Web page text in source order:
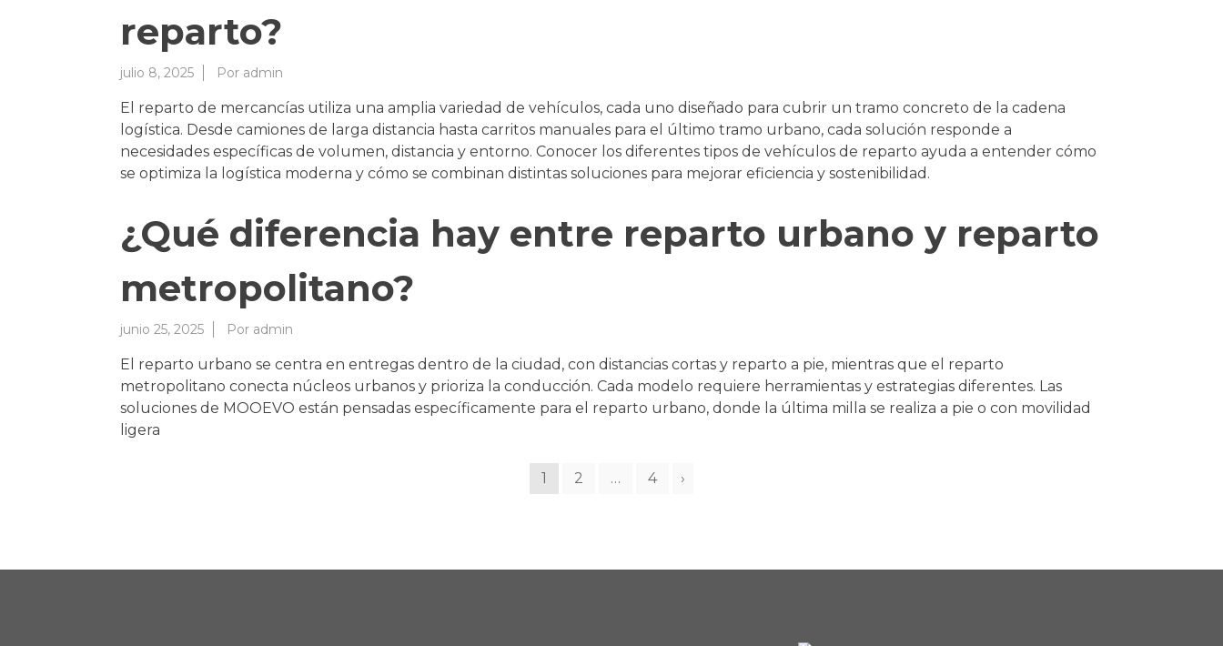
reparto?
julio 8, 2025 Por admin
El reparto de mercancías utiliza una amplia variedad de vehículos, cada uno diseñado para cubrir un tramo concreto de la cadena
logística. Desde camiones de larga distancia hasta carritos manuales para el último tramo urbano, cada solución responde a
necesidades específicas de volumen, distancia y entorno. Conocer los diferentes tipos de vehículos de reparto ayuda a entender cómo
se optimiza la logística moderna y cómo se combinan distintas soluciones para mejorar eficiencia y sostenibilidad.
¿Qué diferencia hay entre reparto urbano y reparto
metropolitano?
junio 25, 2025 Por admin
El reparto urbano se centra en entregas dentro de la ciudad, con distancias cortas y reparto a pie, mientras que el reparto
metropolitano conecta núcleos urbanos y prioriza la conducción. Cada modelo requiere herramientas y estrategias diferentes. Las
soluciones de MOOEVO están pensadas específicamente para el reparto urbano, donde la última milla se realiza a pie o con movilidad
ligera
1 2 … 4 ›